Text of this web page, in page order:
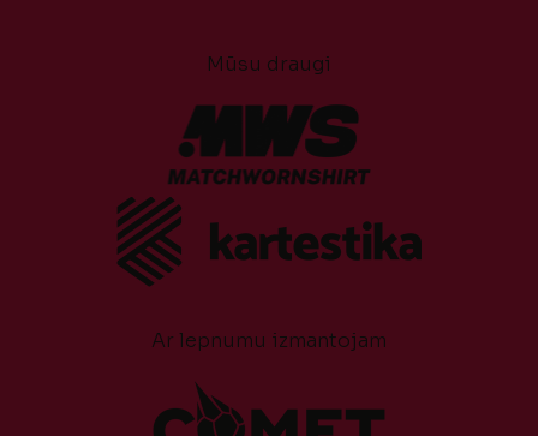
Mūsu draugi
Ar lepnumu izmantojam